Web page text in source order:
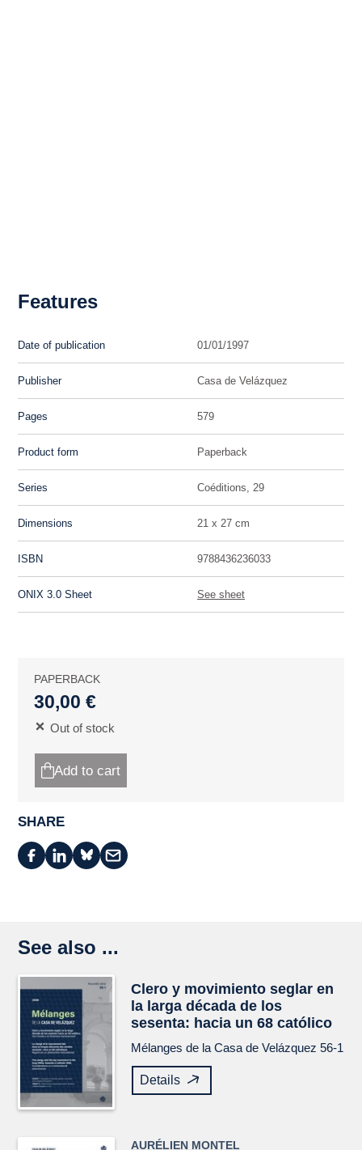
Features
Date of publication 01/01/1997
Publisher Casa de Velázquez
Pages 579
Product form Paperback
Series Coéditions, 29
Dimensions 21 x 27 cm
ISBN 9788436236033
ONIX 3.0 Sheet See sheet
PAPERBACK
30,00 €
Out of stock
Add to cart
SHARE
See also ...
Clero y movimiento seglar en
la larga década de los
sesenta: hacia un 68 católico
Mélanges de la Casa de Velázquez 56-1
Details
AURÉLIEN MONTEL